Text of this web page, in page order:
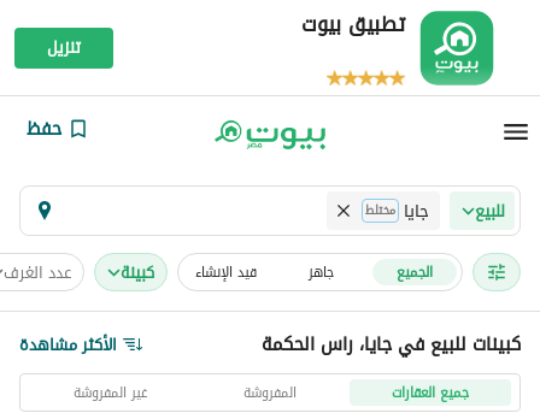
تطبيق بيوت
تنزيل
حفظ
للبيع جايا مختلط
الجميع جاهز قيد الإنشاء كبينة عدد الغرف
كبينات للبيع في جايا، راس الحكمة الأكثر مشاهدة
جميع العقارات المفروشة غير المفروشة